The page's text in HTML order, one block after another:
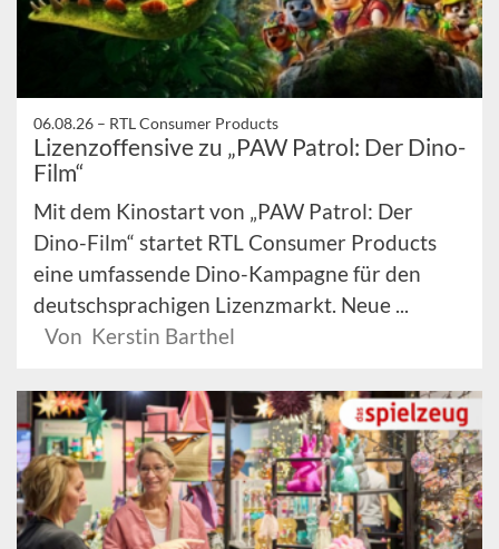
06.08.26 – RTL Consumer Products
Lizenzoffensive zu „PAW Patrol: Der Dino-
Film“
Mit dem Kinostart von „PAW Patrol: Der
Dino-Film“ startet RTL Consumer Products
eine umfassende Dino-Kampagne für den
deutschsprachigen Lizenzmarkt. Neue ...
Von Kerstin Barthel